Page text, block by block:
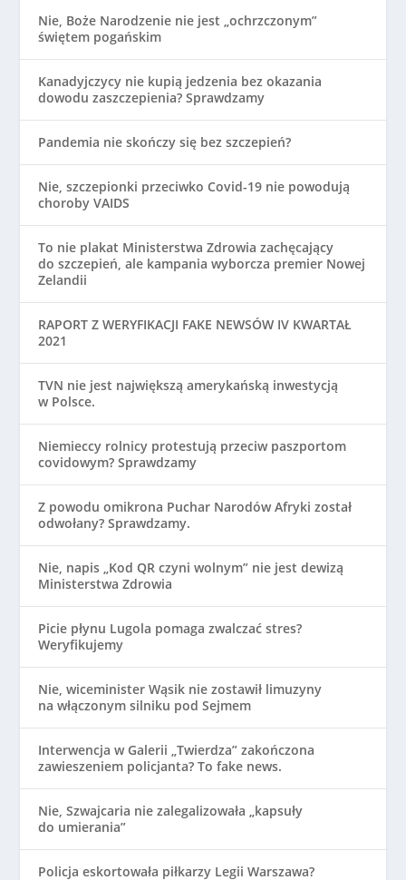
Nie, Boże Narodzenie nie jest „ochrzczonym”
świętem pogańskim
Kanadyjczycy nie kupią jedzenia bez okazania
dowodu zaszczepienia? Sprawdzamy
Pandemia nie skończy się bez szczepień?
Nie, szczepionki przeciwko Covid-19 nie powodują
choroby VAIDS
To nie plakat Ministerstwa Zdrowia zachęcający
do szczepień, ale kampania wyborcza premier Nowej
Zelandii
RAPORT Z WERYFIKACJI FAKE NEWSÓW IV KWARTAŁ
2021
TVN nie jest największą amerykańską inwestycją
w Polsce.
Niemieccy rolnicy protestują przeciw paszportom
covidowym? Sprawdzamy
Z powodu omikrona Puchar Narodów Afryki został
odwołany? Sprawdzamy.
Nie, napis „Kod QR czyni wolnym” nie jest dewizą
Ministerstwa Zdrowia
Picie płynu Lugola pomaga zwalczać stres?
Weryfikujemy
Nie, wiceminister Wąsik nie zostawił limuzyny
na włączonym silniku pod Sejmem
Interwencja w Galerii „Twierdza” zakończona
zawieszeniem policjanta? To fake news.
Nie, Szwajcaria nie zalegalizowała „kapsuły
do umierania”
Policja eskortowała piłkarzy Legii Warszawa?